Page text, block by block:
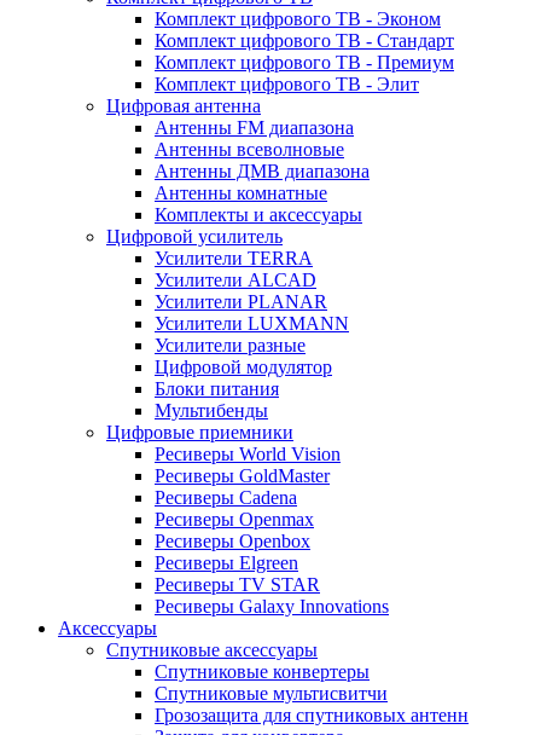
Комплект цифрового ТВ - Эконом
Комплект цифрового ТВ - Стандарт
Комплект цифрового ТВ - Премиум
Комплект цифрового ТВ - Элит
Цифровая антенна
Антенны FM диапазона
Антенны всеволновые
Антенны ДМВ диапазона
Антенны комнатные
Комплекты и аксессуары
Цифровой усилитель
Усилители TERRA
Усилители ALCAD
Усилители PLANAR
Усилители LUXMANN
Усилители разные
Цифровой модулятор
Блоки питания
Мультибенды
Цифровые приемники
Ресиверы World Vision
Ресиверы GoldMaster
Ресиверы Cadena
Ресиверы Openmax
Ресиверы Openbox
Ресиверы Elgreen
Ресиверы TV STAR
Ресиверы Galaxy Innovations
Аксессуары
Спутниковые аксессуары
Спутниковые конвертеры
Спутниковые мультисвитчи
Грозозащита для спутниковых антенн